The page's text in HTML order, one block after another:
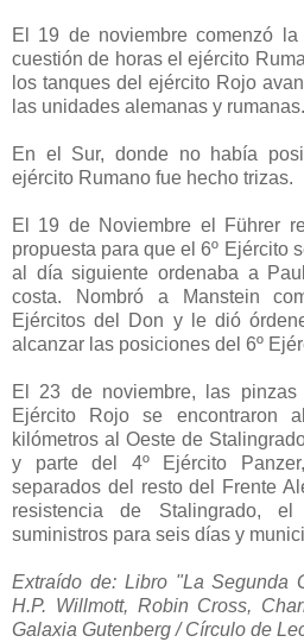
El 19 de noviembre comenzó
cuestión de horas el ejército
los tanques del ejército Rojo
las unidades alemanas y rumanas.
En el Sur, donde no había
ejército Rumano fue hecho trizas.
El 19 de Noviembre el Führer
propuesta para que el 6º Ejército
al día siguiente ordenaba a
costa. Nombró a Manstein
Ejércitos del Don y le dió
alcanzar las posiciones del 6º
El 23 de noviembre, las
Ejército Rojo se encontraron
kilómetros al Oeste de
y parte del 4º Ejército
separados del resto del Frente
resistencia de Stalingrado,
suministros para seis días y
Extraído de: Libro "La Segunda
H.P. Willmott, Robin Cross,
Galaxia Gutenberg / Círculo de